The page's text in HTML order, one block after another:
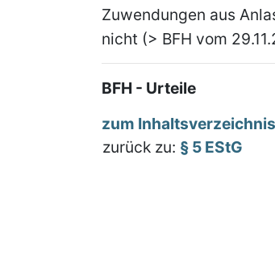
Zuwendungen aus
nicht (> BFH vom
BFH - Urteile
zum Inhaltsverzeichnis
zurück zu: § 5 EStG